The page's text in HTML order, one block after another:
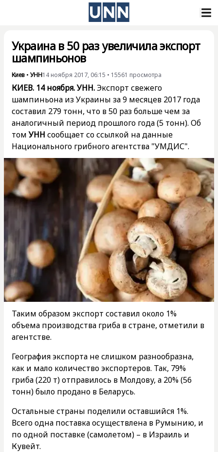
Украина в 50 раз увеличила экспорт
шампиньонов
Киев • УНН14 ноября 2017, 06:15 • 15561 просмотра
КИЕВ. 14 ноября. УНН.Экспорт свежего
шампиньона из Украины за 9 месяцев 2017 года
составил 279 тонн, что в 50 раз больше чем за
аналогичный период прошлого года (5 тонн). Об
томУНН сообщает со ссылкой на данные
Национального грибного агентства "УМДИС".
Таким образом экспорт составил около 1%
объема производства гриба в стране, отметили в
агентстве.
География экспорта не слишком разнообразна,
как и мало количество экспортеров. Так, 79%
гриба (220 т) отправилось в Молдову, а 20% (56
тонн) было продано в Беларусь.
Остальные страны поделили оставшийся 1%.
Всего одна поставка осуществлена в Румынию, и
по одной поставке (самолетом) – в Израиль и
Кувейт.